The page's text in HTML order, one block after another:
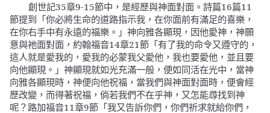
創世記35章9-15節中，是經歷與神面對面。詩篇16篇11
節提到「你必將生命的道路指示我，在你面前有滿足的喜樂，
在你右手中有永遠的福樂。 」神向雅各顯現，因他愛神，神願
意與祂面對面，約翰福音14章21節「有了我的命令又遵守的，
這人就是愛我的，愛我的必蒙我父愛他，我也要愛他，並且要
向他顯現。」 神顯現就如光充滿一般，便如同活在光中，當神
向雅各顯現時，神便向他祝福，當我們與神面對面時，便會經
歷改變，而得著祝福，倘若我們不在乎神，又怎能尋找到神
呢？路加福音11章9節「我又告訴你們，你們祈求就給你們，